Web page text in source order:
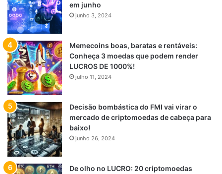
em junho
junho 3, 2024
Memecoins boas, baratas e rentáveis:
Conheça 3 moedas que podem render
LUCROS DE 1000%!
julho 11, 2024
Decisão bombástica do FMI vai virar o
mercado de criptomoedas de cabeça para
baixo!
junho 26, 2024
De olho no LUCRO: 20 criptomoedas